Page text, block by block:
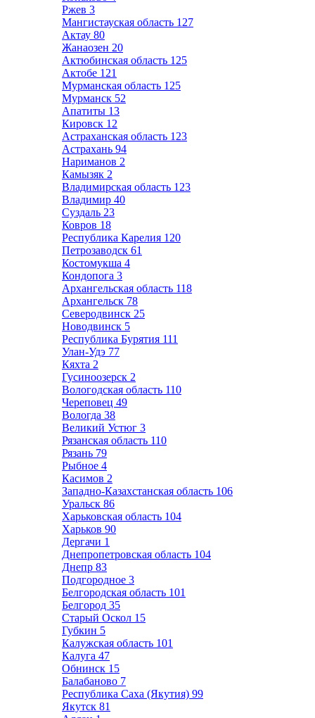
Ржев 3
Мангистауская область 127
Актау 80
Жанаозен 20
Актюбинская область 125
Актобе 121
Мурманская область 125
Мурманск 52
Апатиты 13
Кировск 12
Астраханская область 123
Астрахань 94
Нариманов 2
Камызяк 2
Владимирская область 123
Владимир 40
Суздаль 23
Ковров 18
Республика Карелия 120
Петрозаводск 61
Костомукша 4
Кондопога 3
Архангельская область 118
Архангельск 78
Северодвинск 25
Новодвинск 5
Республика Бурятия 111
Улан-Удэ 77
Кяхта 2
Гусиноозерск 2
Вологодская область 110
Череповец 49
Вологда 38
Великий Устюг 3
Рязанская область 110
Рязань 79
Рыбное 4
Касимов 2
Западно-Казахстанская область 106
Уральск 86
Харьковская область 104
Харьков 90
Дергачи 1
Днепропетровская область 104
Днепр 83
Подгородное 3
Белгородская область 101
Белгород 35
Старый Оскол 15
Губкин 5
Калужская область 101
Калуга 47
Обнинск 15
Балабаново 7
Республика Саха (Якутия) 99
Якутск 81